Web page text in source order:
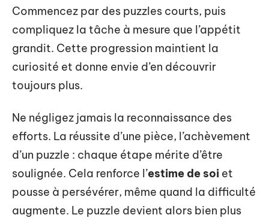
Commencez par des puzzles courts, puis
compliquez la tâche à mesure que l’appétit
grandit. Cette progression maintient la
curiosité et donne envie d’en découvrir
toujours plus.
Ne négligez jamais la reconnaissance des
efforts. La réussite d’une pièce, l’achèvement
d’un puzzle : chaque étape mérite d’être
soulignée. Cela renforce l’estime de soi et
pousse à persévérer, même quand la difficulté
augmente. Le puzzle devient alors bien plus